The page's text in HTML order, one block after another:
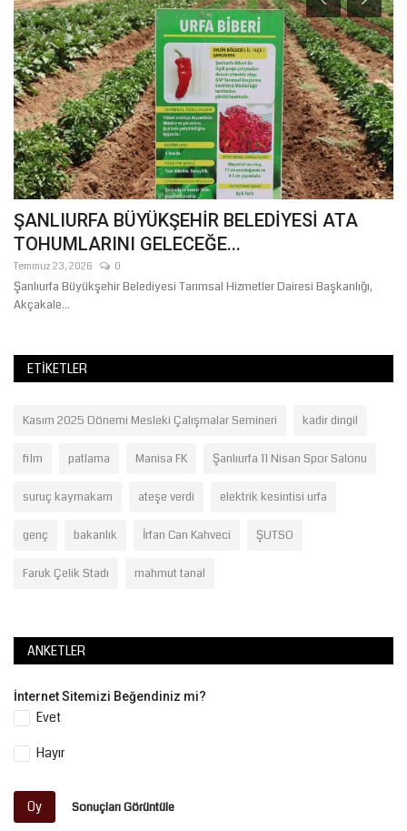
ŞANLIURFA BÜYÜKŞEHİR BELEDİYESİ ATA
TOHUMLARINI GELECEĞE...
Temmuz 23, 2026 0
Şanlıurfa Büyükşehir Belediyesi Tarımsal Hizmetler Dairesi Başkanlığı,
Akçakale...
ETIKETLER
Kasım 2025 Dönemi Mesleki Çalışmalar Semineri kadir dingil
film patlama Manisa FK Şanlıurfa 11 Nisan Spor Salonu
suruç kaymakam ateşe verdi elektrik kesintisi urfa
genç bakanlık İrfan Can Kahveci ŞUTSO
Faruk Çelik Stadı mahmut tanal
ANKETLER
İnternet Sitemizi Beğendiniz mi?
Evet
Hayır
Oy Sonuçları Görüntüle